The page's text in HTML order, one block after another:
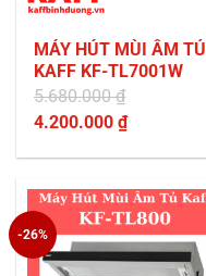
MÁY HÚT MÙI ÂM TỦ
KAFF KF-TL7001W
5.680.000₫
Giá
5.680.000 ₫.
4.200.000₫
tại
là:
4.200.000 ₫.
-26%